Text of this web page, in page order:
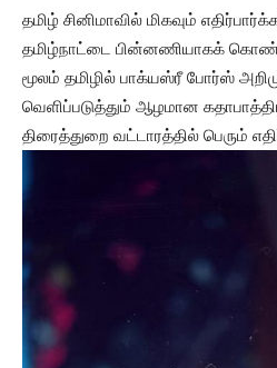
தமிழ் சினிமாவில் மிகவும்
தமிழ்நாட்டை பின்னணியாகக் கொண்ட
மூலம் தமிழில் பாக்யஸ்ரீ போர்ஸ்
வெளிப்படுத்தும் ஆழமான
திரைத்துறை வட்டாரத்தில் பெரும்